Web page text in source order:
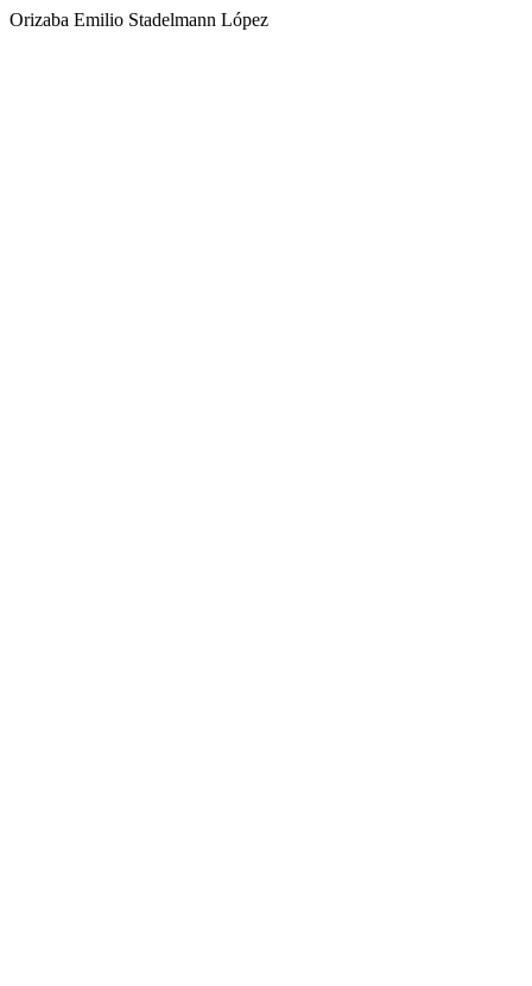
Orizaba Emilio Stadelmann López